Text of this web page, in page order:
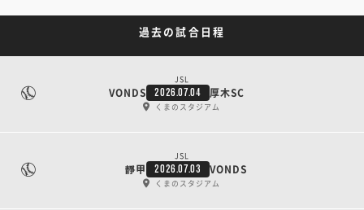
過去の試合日程
JSL
VONDS 2026.07.04 厚木SC
くまのスタジアム
JSL
靜甲 2026.07.03 VONDS
くまのスタジアム